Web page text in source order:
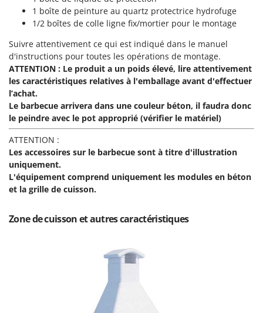
Perches Élagueuses
Pétrins à Spirale
Piscines
Planteuses de pommes de terre pour tracteur
Plateaux de coupe pour tracteur
Plumeuses
Pompes d'irrigation à tracteur
Pompes de transfert
Pompes immergées électriques
Postes à souder
Poussoirs à saucisse
Presses à pellets
Pressoirs à Raisin
Pulvérisateurs portés
Francini
G
G3 Ferrari
Gardena
Garofalo
GeoTech
GeoTech Pro
Gierre
Ginko - MGM
Gipeco
Girmi
Gre
1 boîte de peinture au quartz protectrice hydrofuge
1/2 boîtes de colle ligne fix/mortier pour le montage
Suivre attentivement ce qui est indiqué dans le manuel
d'instructions pour toutes les opérations de montage.
ATTENTION : Le produit a un poids élevé, lire attentivement
les caractéristiques relatives à l'emballage avant d'effectuer
l’achat.
Le barbecue arrivera dans une couleur béton, il faudra donc
le peindre avec le pot approprié (vérifier le matériel)
ATTENTION :
Les accessoires sur le barbecue sont à titre d'illustration
uniquement.
L'équipement comprend uniquement les modules en béton
et la grille de cuisson.
Zone de cuisson et autres caractéristiques